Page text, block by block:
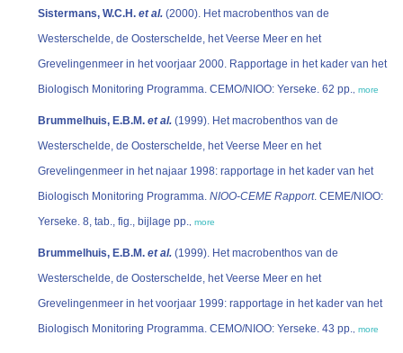
Sistermans, W.C.H. et al. (2000). Het macrobenthos van de
Westerschelde, de Oosterschelde, het Veerse Meer en het
Grevelingenmeer in het voorjaar 2000. Rapportage in het kader van het
Biologisch Monitoring Programma. CEMO/NIOO: Yerseke. 62 pp., more
Brummelhuis, E.B.M. et al. (1999). Het macrobenthos van de
Westerschelde, de Oosterschelde, het Veerse Meer en het
Grevelingenmeer in het najaar 1998: rapportage in het kader van het
Biologisch Monitoring Programma. NIOO-CEME Rapport. CEME/NIOO:
Yerseke. 8, tab., fig., bijlage pp., more
Brummelhuis, E.B.M. et al. (1999). Het macrobenthos van de
Westerschelde, de Oosterschelde, het Veerse Meer en het
Grevelingenmeer in het voorjaar 1999: rapportage in het kader van het
Biologisch Monitoring Programma. CEMO/NIOO: Yerseke. 43 pp., more